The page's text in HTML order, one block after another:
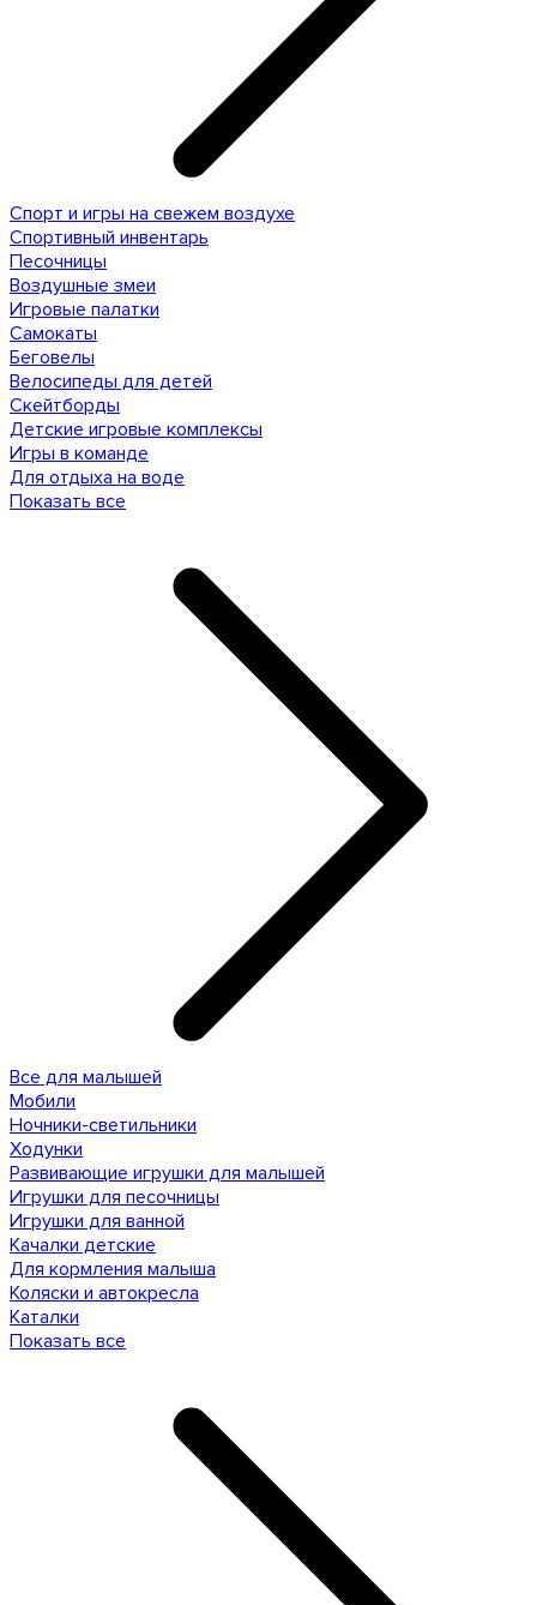
Спорт и игры на свежем воздухе
Спортивный инвентарь
Песочницы
Воздушные змеи
Игровые палатки
Самокаты
Беговелы
Велосипеды для детей
Скейтборды
Детские игровые комплексы
Игры в команде
Для отдыха на воде
Показать все
Все для малышей
Мобили
Ночники-светильники
Ходунки
Развивающие игрушки для малышей
Игрушки для песочницы
Игрушки для ванной
Качалки детские
Для кормления малыша
Коляски и автокресла
Каталки
Показать все